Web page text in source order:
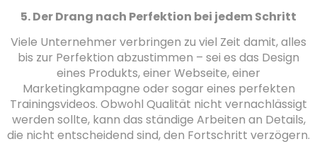
5. Der Drang nach Perfektion bei jedem Schritt
Viele Unternehmer verbringen zu viel Zeit damit, alles
bis zur Perfektion abzustimmen – sei es das Design
eines Produkts, einer Webseite, einer
Marketingkampagne oder sogar eines perfekten
Trainingsvideos. Obwohl Qualität nicht vernachlässigt
werden sollte, kann das ständige Arbeiten an Details,
die nicht entscheidend sind, den Fortschritt verzögern.